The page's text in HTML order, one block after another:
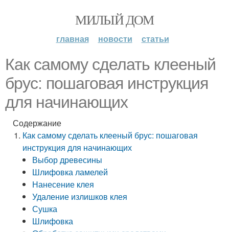
МИЛЫЙ ДОМ
главная новости статьи
Как самому сделать клееный
брус: пошаговая инструкция
для начинающих
Содержание
Как самому сделать клееный брус: пошаговая
инструкция для начинающих
Выбор древесины
Шлифовка ламелей
Нанесение клея
Удаление излишков клея
Сушка
Шлифовка